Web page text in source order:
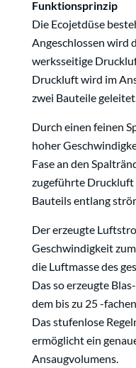
Funktionsprinzip
Die Ecojetdüse
Angeschlossen wird
werksseitige
Druckluft wird im
zwei Bauteile
Durch einen feinen
hoher
Fase an den
zugeführte Druckluft
Bauteils entlang
Der erzeugte
Geschwindigkeit
die Luftmasse des
Das so erzeugte
dem bis zu 25 -
Das stufenlose
ermöglicht ein
Ansaugvolumens.